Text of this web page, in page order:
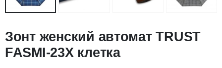
Зонт женский автомат TRUST
FASMI-23X клетка